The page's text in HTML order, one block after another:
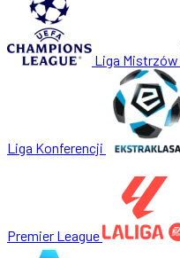
Liga Mistrzów
Liga Konferencji
Premier League